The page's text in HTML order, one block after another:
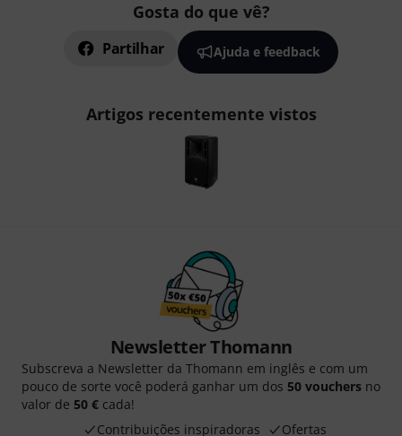
Gosta do que vê?
Partilhar Ajuda e feedback
Artigos recentemente vistos
Newsletter Thomann
Subscreva a Newsletter da Thomann em inglês e com um
pouco de sorte você poderá ganhar um dos 50 vouchers no
valor de 50 € cada!
Contribuições inspiradoras
Ofertas